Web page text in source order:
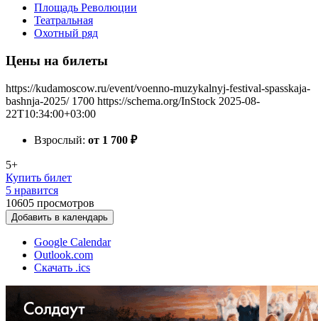
Площадь Революции
Театральная
Охотный ряд
Цены на билеты
https://kudamoscow.ru/event/voenno-muzykalnyj-festival-spasskaja-
bashnja-2025/ 1700 https://schema.org/InStock 2025-08-
22T10:34:00+03:00
Взрослый: от 1 700 ₽
5+
Купить билет
5 нравится
10605 просмотров
Добавить в календарь
Google Calendar
Outlook.com
Скачать .ics